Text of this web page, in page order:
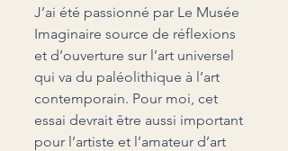
J’ai été passionné par Le Musée
Imaginaire source de réflexions
et d’ouverture sur l’art universel
qui va du paléolithique à l’art
contemporain. Pour moi, cet
essai devrait être aussi important
pour l’artiste et l’amateur d’art